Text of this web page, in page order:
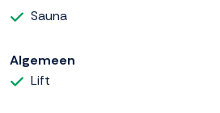
Sauna
Algemeen
Lift